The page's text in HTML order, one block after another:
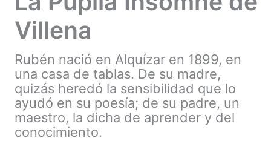
Villena
Rubén nació en Alquízar en 1899, en
una casa de tablas. De su madre,
quizás heredó la sensibilidad que lo
ayudó en su poesía; de su padre, un
maestro, la dicha de aprender y del
conocimiento.